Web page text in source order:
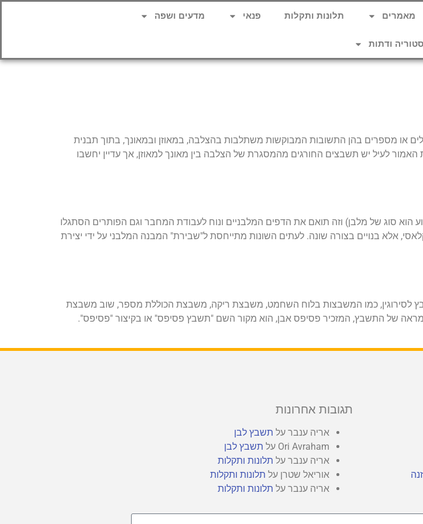
מאמרים תלונות ותקלות פנאי מדעים ושפה
ודתות
או מספרים בהן התשובות המבוקשות משתלבות בהצלבה, במאוזן ובמאונך, בתוך תבנית
לעיל יש תשבצים החורגים מהמסגרת של הצלבה בין מאונך למאוזן, אך עדיין יחשבו
הוא סוג של מלבן) וזה תואם את הדפים המלבניים ונוח לעבודת המחבר וגם הפותרים הסתגלו
בנויים בצורה שונה. לעתים השונות מתייחסת ל"שבירת" המבנה המלבני על ידי יצירת
לסירוגין, כמו המשבצות בלוח השחמט, משבצת ריקה, משבצת הכוללת מספר, שוב משבצת
של התשבץ, המזכיר פסיפס אבן, הוא מקור השם "תשבץ פסיפס" או בקיצור "פסיפס".
תגובות אחרונות
אריה ענבר על תשבץ לבן
Ori Avraham על תשבץ לבן
אריה ענבר על תלונות ותקלות
אוריאל שטרן על תלונות ותקלות
אריה ענבר על תלונות ותקלות